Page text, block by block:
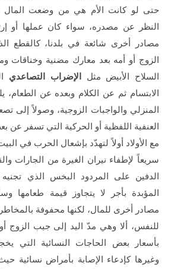
حتى لو كانت الأم هي من وضعت
النظر عن مصدره، سواء كان عملها أو
مصادر أخرى شائعة في بلدنا، كالقطع
الزوج أو أمه بعد معارك مضنية وخناقات
السلاح الأبيض مثلالإضراب التصاعدي
الابتسام ثم عن الكلام وبعده عن الطعام،
المنزلي والواجبات الزوجية، وصولاً إلى
العنفية اللفظية أو الحركية التي تسفر عن
مع الأولاد أولاً لتهدّد بإشعال الحرب في
سريعاً لإطفاء نيران الغيرة من الجارات
الدفين على المردود البخس الذي تجنيه
المؤبدة بأجر لا يتجاوز قيمة طعامها
مصادر أخرى للمال، لكنها محفوفة
للنفس، ألا وهي مدّ اليد إلى جيب الزوج
بأسعار بعض الحاجات النسائية التي
وغيرها كإدعاء الإصابة بأمراض نسائية